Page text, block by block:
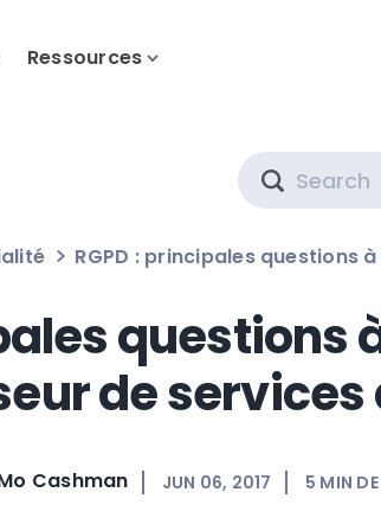
Ressources
RGPD : principales questions
questions
de services
Cashman JUN 06, 2017 5 MIN